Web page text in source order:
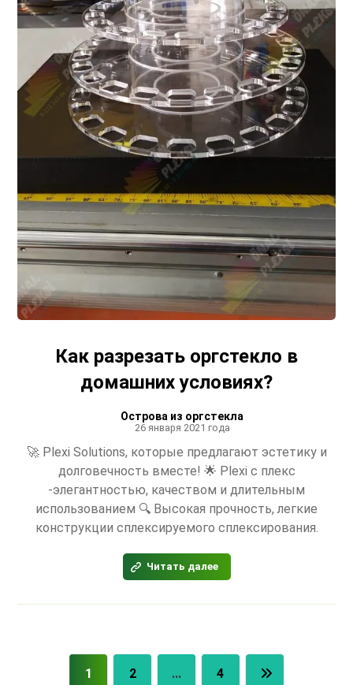
Как разрезать оргстекло в
домашних условиях?
Острова из оргстекла
26 января 2021 года
🚀 Plexi Solutions, которые предлагают эстетику и
долговечность вместе! 🌟 Plexi с плекс
-элегантностью, качеством и длительным
использованием 🔍 Высокая прочность, легкие
конструкции сплексируемого сплексирования.
Читать далее
1 2 … 4